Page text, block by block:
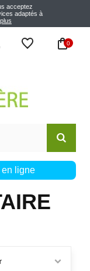
acceptez
adaptés à
0
ligne